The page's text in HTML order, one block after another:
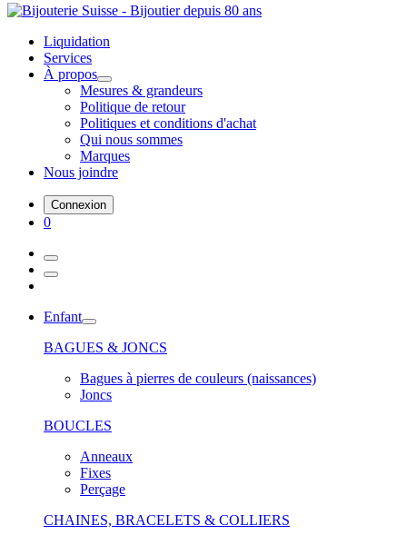
Liquidation
Services
À propos
Mesures & grandeurs
Politique de retour
Politiques et conditions d'achat
Qui nous sommes
Marques
Nous joindre
Connexion
0
Enfant
BAGUES & JONCS
Bagues à pierres de couleurs (naissances)
Joncs
BOUCLES
Anneaux
Fixes
Perçage
CHAINES, BRACELETS & COLLIERS